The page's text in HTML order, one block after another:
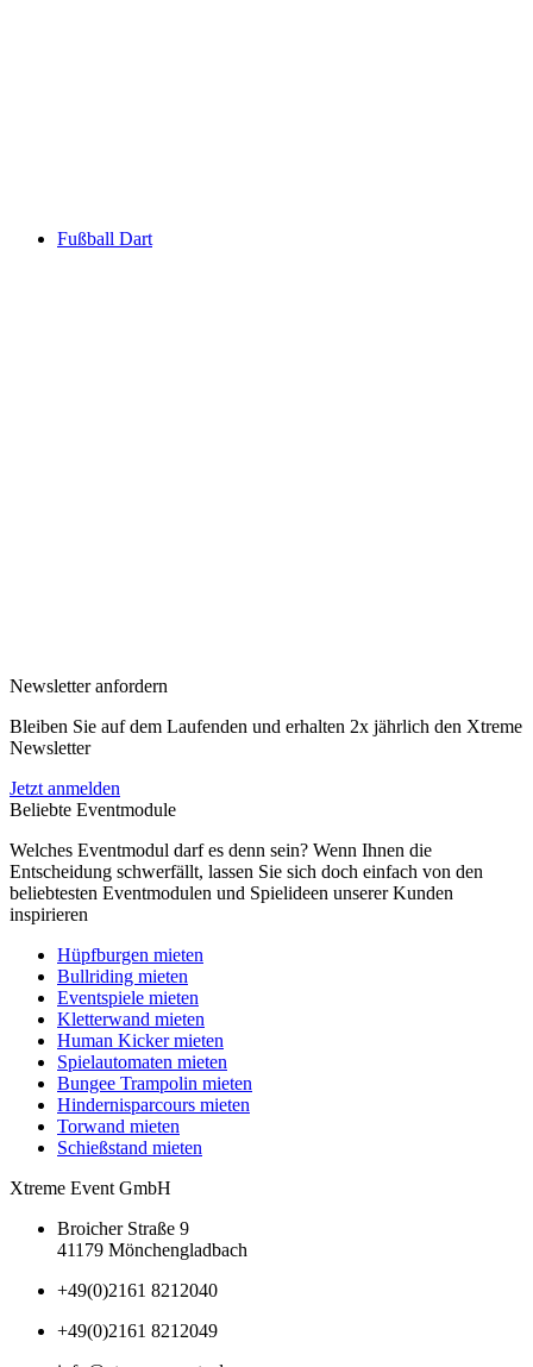
Fußball Dart
Newsletter anfordern
Bleiben Sie auf dem Laufenden und erhalten 2x jährlich den Xtreme
Newsletter
Jetzt anmelden
Beliebte Eventmodule
Welches Eventmodul darf es denn sein? Wenn Ihnen die
Entscheidung schwerfällt, lassen Sie sich doch einfach von den
beliebtesten Eventmodulen und Spielideen unserer Kunden
inspirieren
Hüpfburgen mieten
Bullriding mieten
Eventspiele mieten
Kletterwand mieten
Human Kicker mieten
Spielautomaten mieten
Bungee Trampolin mieten
Hindernisparcours mieten
Torwand mieten
Schießstand mieten
Xtreme Event GmbH
Broicher Straße 9
41179 Mönchengladbach
+49(0)2161 8212040
+49(0)2161 8212049